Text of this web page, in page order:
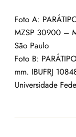
Foto A:
MZSP 30900 –
São Paulo
Foto B:
mm. IBUFRJ
Universidade